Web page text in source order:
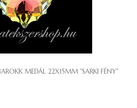
MEDÁL 22X15MM "SARKI FÉNY"